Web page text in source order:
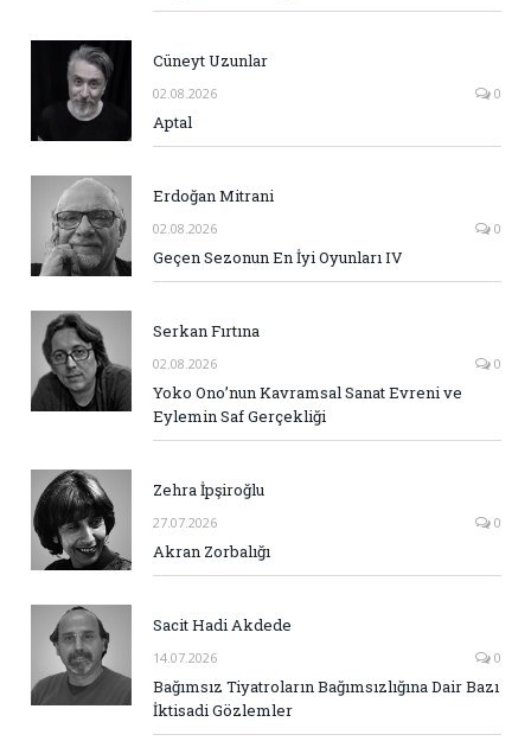
Cüneyt Uzunlar
02.08.2026 0
Aptal
Erdoğan Mitrani
02.08.2026 0
Geçen Sezonun En İyi Oyunları IV
Serkan Fırtına
02.08.2026 0
Yoko Ono’nun Kavramsal Sanat Evreni ve
Eylemin Saf Gerçekliği
Zehra İpşiroğlu
27.07.2026 0
Akran Zorbalığı
Sacit Hadi Akdede
14.07.2026 0
Bağımsız Tiyatroların Bağımsızlığına Dair Bazı
İktisadi Gözlemler